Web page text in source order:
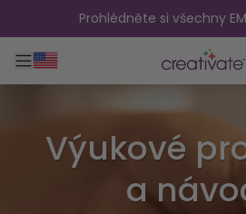
přejít na obsahProhlédněte si všechny
Přepnout hlavní navigaci
Výukové
a